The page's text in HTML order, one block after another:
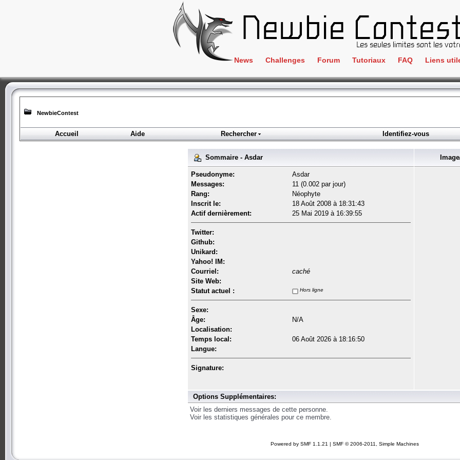
News Challenges
Crackme
ClientSide
Forensics
Programmation
Stéganographie
Wargame
Forum Tutoriaux FAQ Liens
IRC
NewbieContest
Accueil
Aide Rechercher Identifiez-vous
Sommaire - Asdar
Pseudonyme:
Asdar
Messages:
11 (0.002 par jour)
Rang:
Néophyte
Inscrit le:
18 Août 2008 à 18:31:43
Actif dernièrement:
25 Mai 2019 à 16:39:55
Twitter:
Github:
Unikard:
Yahoo! IM:
Courriel:
caché
Site Web:
Statut actuel :
Hors ligne
Sexe:
Âge:
N/A
Localisation:
Temps local:
06 Août 2026 à 18:16:50
Langue:
Signature:
Options Supplémentaires:
Voir les derniers messages de cette personne.
Voir les statistiques générales pour ce membre.
Powered by SMF 1.1.21 | SMF © 2006-2011, Simple Machines